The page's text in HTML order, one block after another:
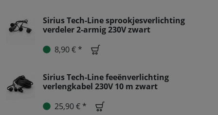
Sirius Tech-Line sprookjesverlichting
verdeler 2-armig 230V zwart
8,90 € *
Sirius Tech-Line feeënverlichting
verlengkabel 230V 10 m zwart
25,90 € *